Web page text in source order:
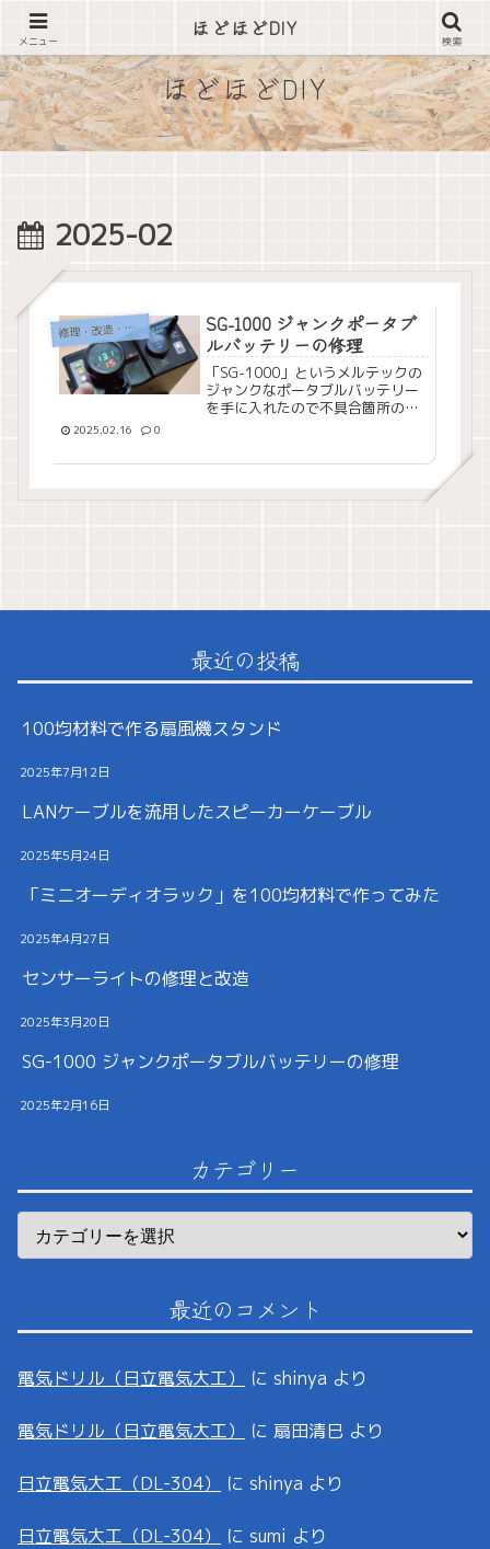
できそうな事は自分でやってみる
ほどほどDIY
2025-02
修 理・改造・メンテナンス
SG-1000 ジャンクポータブ
ルバッテリーの修理
「SG-1000」というメルテックの
ジャンクなポータブルバッテリー
を手に入れたので不具合箇所の確
2025.02.16 0
最近の投稿
100均材料で作る扇風機スタンド
2025年7月12日
LANケーブルを流用したスピーカーケーブル
2025年5月24日
「ミニオーディオラック」を100均材料で作ってみた
2025年4月27日
センサーライトの修理と改造
2025年3月20日
SG-1000 ジャンクポータブルバッテリーの修理
2025年2月16日
カテゴリー
最近のコメント
電気ドリル（日立電気大工） に shinya より
電気ドリル（日立電気大工） に 扇田清巳 より
日立電気大工（DL-304） に shinya より
日立電気大工（DL-304） に sumi より
メニュー
ほどほどDIY
検索